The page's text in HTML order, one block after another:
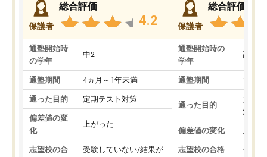
保護者
総合評価
4.2
通塾開始時
の学年
中2
通塾期間 4ヵ月～1年未満
通った目的 定期テスト対策
偏差値の変
化
上がった
志望校の合
受験していない/結果が
保護者
総合評価
通塾開始時の
学年
高3
通塾期間 1～3
通った目的
大学
対策
偏差値の変化 上が
志望校の合格 合格